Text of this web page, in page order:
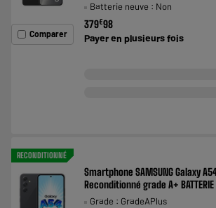
Comparer
Batterie neuve : Non
379€98
Payer en plusieurs fois
RECONDITIONNÉ
Smartphone SAMSUNG Galaxy
Reconditionné grade A+ BATTERIE
Grade : GradeAPlus